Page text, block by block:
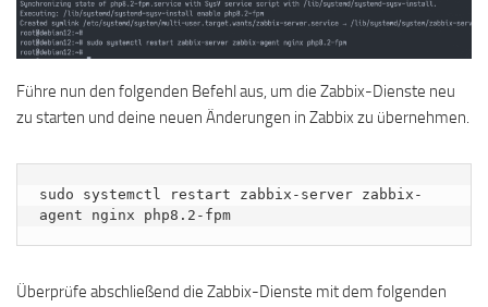
Führe nun den folgenden Befehl aus, um die Zabbix-Dienste neu
zu starten und deine neuen Änderungen in Zabbix zu übernehmen.
sudo systemctl restart zabbix-server zabbix-
agent nginx php8.2-fpm
Überprüfe abschließend die Zabbix-Dienste mit dem folgenden